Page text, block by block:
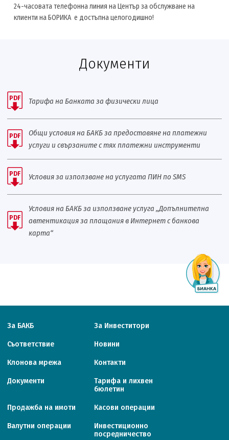
24-часовата телефонна линия на Център за обслужване на
клиенти на БОРИКА е достъпна целогодишно!
Документи
PDF Тарифа на Банката за физически лица
PDF
Общи условия на БАКБ за предоставяне на платежни
услуги и свързаните с тях платежни инструменти
PDF Условия за използване на услугата ПИН по SMS
PDF
Условия на БАКБ за използване услуга „Допълнителна
автентикация за плащания в Интернет с банкова
карта“
За БАКБ За Инвеститори
Съответствие Новини
Клонова мрежа Контакти
Документи
Тарифa и лихвен
бюлетин
Продажба на имоти Касови операции
Валутни операции
Инвестиционно
посредничество